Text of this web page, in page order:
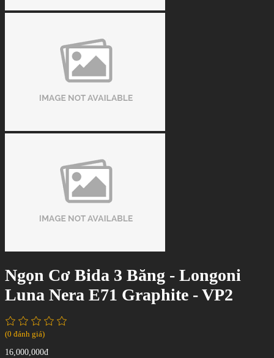
Ngọn Cơ Bida 3 Băng - Longoni
Luna Nera E71 Graphite - VP2
(0 đánh giá)
16,000,000đ